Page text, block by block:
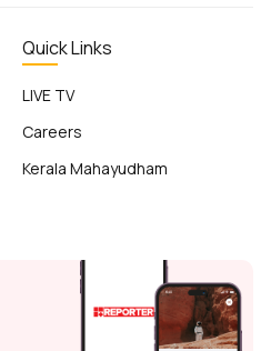
Quick Links
LIVE TV
Careers
Kerala Mahayudham